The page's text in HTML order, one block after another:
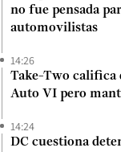
no fue pensada
automovilistas
14:26
Take-Two califica
Auto VI pero
14:24
DC cuestiona